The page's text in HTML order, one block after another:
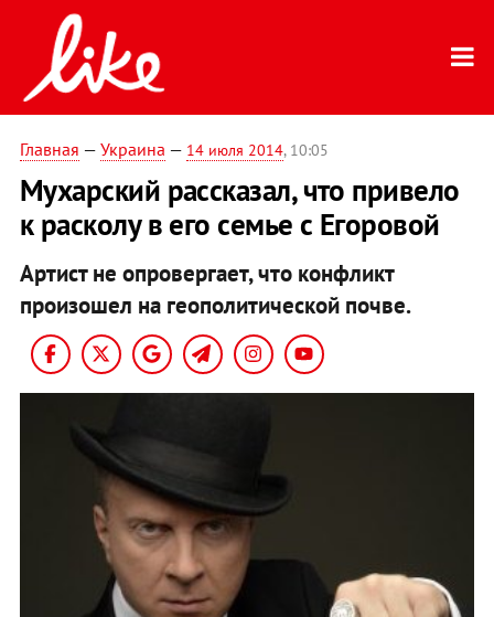
Главная — Украина — 14 июля 2014, 10:05
Мухарский рассказал, что привело
к расколу в его семье с Егоровой
Артист не опровергает, что конфликт
произошел на геополитической почве.